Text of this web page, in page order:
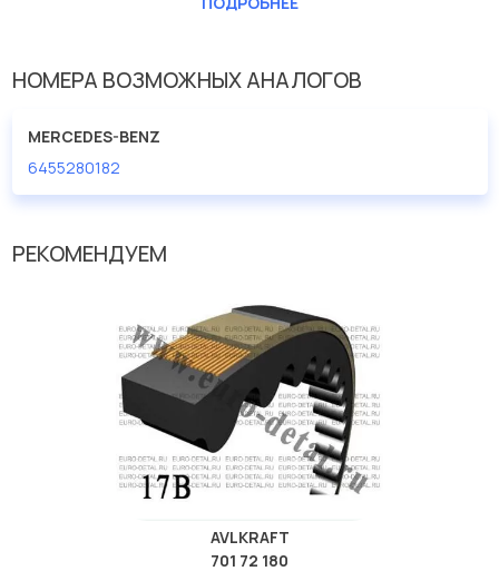
У данной детали есть аналоги с номерами, убедитесь сами.
представлены в большом ассортименте.
Мы продаем сертифицированные колодки тормозные
дисковые с гарантией от производителя TRUCKTEC.
Производитель
НОМЕРА ВОЗМОЖНЫХ АНАЛОГОВ
MERCEDES-BENZ
6455280182
РЕКОМЕНДУЕМ
AVLKRAFT
701 72 180